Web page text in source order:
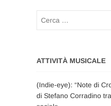
ATTIVITÀ MUSICALE
(Indie-eye): “Note di
di Stefano Corradino